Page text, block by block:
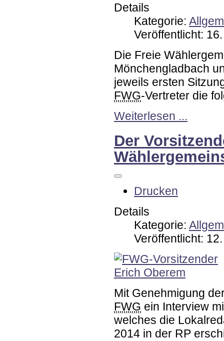
Details
Kategorie:
Veröffentlicht:
Die Freie
Mönchengladbach
jeweils ersten
FWG-Vertreter die
Weiterlesen ...
Der
Drucken
Details
Kategorie:
Veröffentlicht:
Mit Genehmigung
FWG ein Interview
welches die
2014 in der RP